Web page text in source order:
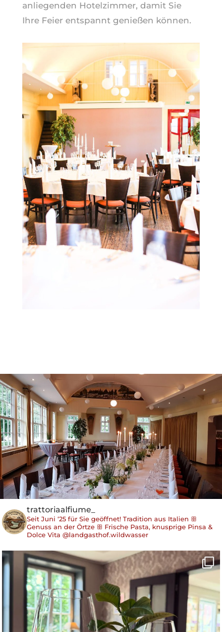
anliegenden Hotelzimmer, damit Sie
Ihre Feier entspannt genießen können.
trattoriaalfiume_
Seit Juni ‘25 für Sie geöffnet!Tradition aus Italien ꕥ
Genuss an der Örtze ꕥ Frische Pasta, knusprige Pinsa &
Dolce Vita@landgasthof.wildwasser